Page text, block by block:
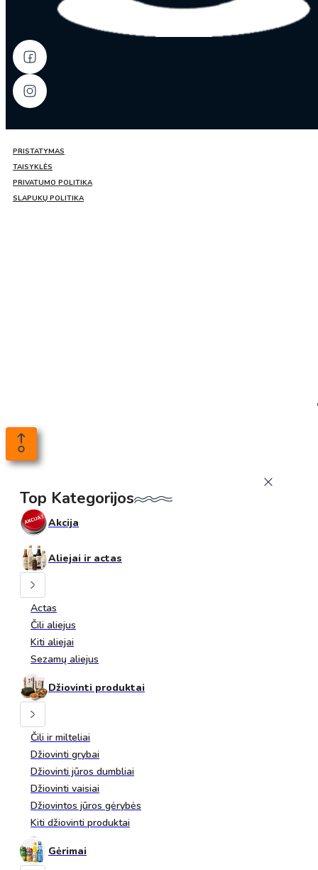
PRISTATYMAS
TAISYKLĖS
PRIVATUMO POLITIKA
SLAPUKŲ POLITIKA
Top Kategorijos
Akcija
Aliejai ir actas
Actas
Čili aliejus
Kiti aliejai
Sezamų aliejus
Džiovinti produktai
Čili ir milteliai
Džiovinti grybai
Džiovinti jūros dumbliai
Džiovinti vaisiai
Džiovintos jūros gėrybės
Kiti džiovinti produktai
Gėrimai